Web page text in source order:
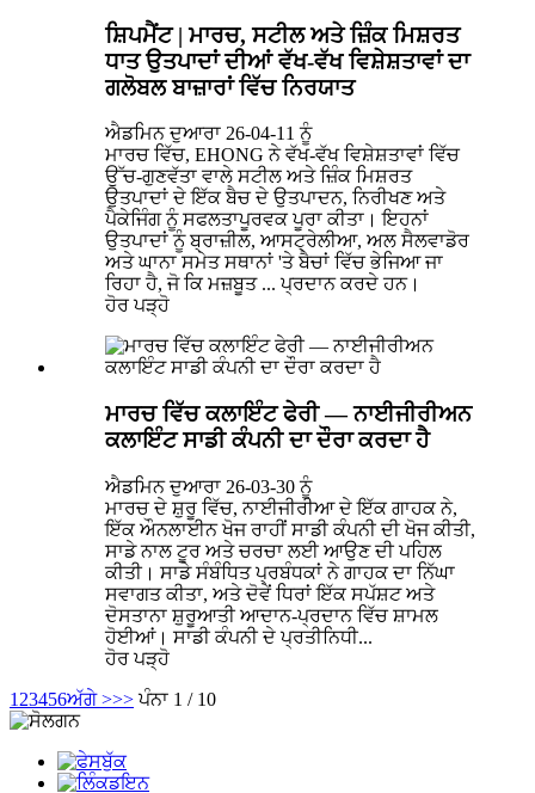
ਸ਼ਿਪਮੈਂਟ | ਮਾਰਚ, ਸਟੀਲ ਅਤੇ ਜ਼ਿੰਕ ਮਿਸ਼ਰਤ
ਧਾਤ ਉਤਪਾਦਾਂ ਦੀਆਂ ਵੱਖ-ਵੱਖ ਵਿਸ਼ੇਸ਼ਤਾਵਾਂ ਦਾ
ਗਲੋਬਲ ਬਾਜ਼ਾਰਾਂ ਵਿੱਚ ਨਿਰਯਾਤ
ਐਡਮਿਨ ਦੁਆਰਾ 26-04-11 ਨੂੰ
ਮਾਰਚ ਵਿੱਚ, EHONG ਨੇ ਵੱਖ-ਵੱਖ ਵਿਸ਼ੇਸ਼ਤਾਵਾਂ ਵਿੱਚ
ਉੱਚ-ਗੁਣਵੱਤਾ ਵਾਲੇ ਸਟੀਲ ਅਤੇ ਜ਼ਿੰਕ ਮਿਸ਼ਰਤ
ਉਤਪਾਦਾਂ ਦੇ ਇੱਕ ਬੈਚ ਦੇ ਉਤਪਾਦਨ, ਨਿਰੀਖਣ ਅਤੇ
ਪੈਕੇਜਿੰਗ ਨੂੰ ਸਫਲਤਾਪੂਰਵਕ ਪੂਰਾ ਕੀਤਾ। ਇਹਨਾਂ
ਉਤਪਾਦਾਂ ਨੂੰ ਬ੍ਰਾਜ਼ੀਲ, ਆਸਟ੍ਰੇਲੀਆ, ਅਲ ਸੈਲਵਾਡੋਰ
ਅਤੇ ਘਾਨਾ ਸਮੇਤ ਸਥਾਨਾਂ 'ਤੇ ਬੈਚਾਂ ਵਿੱਚ ਭੇਜਿਆ ਜਾ
ਰਿਹਾ ਹੈ, ਜੋ ਕਿ ਮਜ਼ਬੂਤ ​​... ਪ੍ਰਦਾਨ ਕਰਦੇ ਹਨ।
ਹੋਰ ਪੜ੍ਹੋ
ਮਾਰਚ ਵਿੱਚ ਕਲਾਇੰਟ ਫੇਰੀ — ਨਾਈਜੀਰੀਅਨ
ਕਲਾਇੰਟ ਸਾਡੀ ਕੰਪਨੀ ਦਾ ਦੌਰਾ ਕਰਦਾ ਹੈ
ਐਡਮਿਨ ਦੁਆਰਾ 26-03-30 ਨੂੰ
ਮਾਰਚ ਦੇ ਸ਼ੁਰੂ ਵਿੱਚ, ਨਾਈਜੀਰੀਆ ਦੇ ਇੱਕ ਗਾਹਕ ਨੇ,
ਇੱਕ ਔਨਲਾਈਨ ਖੋਜ ਰਾਹੀਂ ਸਾਡੀ ਕੰਪਨੀ ਦੀ ਖੋਜ ਕੀਤੀ,
ਸਾਡੇ ਨਾਲ ਟੂਰ ਅਤੇ ਚਰਚਾ ਲਈ ਆਉਣ ਦੀ ਪਹਿਲ
ਕੀਤੀ। ਸਾਡੇ ਸੰਬੰਧਿਤ ਪ੍ਰਬੰਧਕਾਂ ਨੇ ਗਾਹਕ ਦਾ ਨਿੱਘਾ
ਸਵਾਗਤ ਕੀਤਾ, ਅਤੇ ਦੋਵੇਂ ਧਿਰਾਂ ਇੱਕ ਸਪੱਸ਼ਟ ਅਤੇ
ਦੋਸਤਾਨਾ ਸ਼ੁਰੂਆਤੀ ਆਦਾਨ-ਪ੍ਰਦਾਨ ਵਿੱਚ ਸ਼ਾਮਲ
ਹੋਈਆਂ। ਸਾਡੀ ਕੰਪਨੀ ਦੇ ਪ੍ਰਤੀਨਿਧੀ...
ਹੋਰ ਪੜ੍ਹੋ
1 23456ਅੱਗੇ >>> ਪੰਨਾ 1 / 10